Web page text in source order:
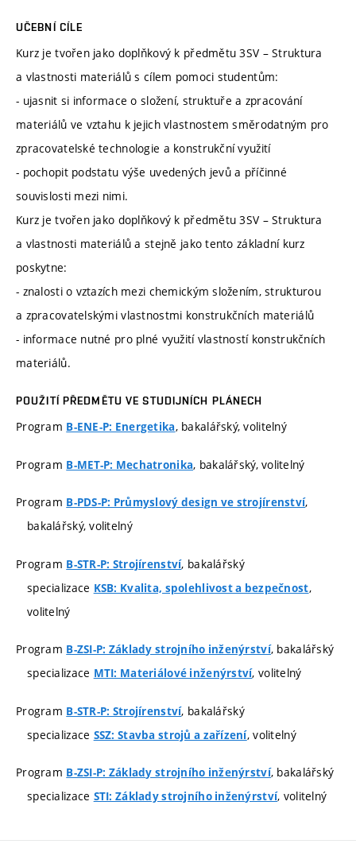
UČEBNÍ CÍLE
Kurz je tvořen jako doplňkový k předmětu 3SV – Struktura
a vlastnosti materiálů s cílem pomoci studentům:
- ujasnit si informace o složení, struktuře a zpracování
materiálů ve vztahu k jejich vlastnostem směrodatným pro
zpracovatelské technologie a konstrukční využití
- pochopit podstatu výše uvedených jevů a příčinné
souvislosti mezi nimi.
Kurz je tvořen jako doplňkový k předmětu 3SV – Struktura
a vlastnosti materiálů a stejně jako tento základní kurz
poskytne:
- znalosti o vztazích mezi chemickým složením, strukturou
a zpracovatelskými vlastnostmi konstrukčních materiálů
- informace nutné pro plné využití vlastností konstrukčních
materiálů.
POUŽITÍ PŘEDMĚTU VE STUDIJNÍCH PLÁNECH
Program B-ENE-P: Energetika, bakalářský, volitelný
Program B-MET-P: Mechatronika, bakalářský, volitelný
Program B-PDS-P: Průmyslový design ve strojírenství,
bakalářský, volitelný
Program B-STR-P: Strojírenství, bakalářský
specializace KSB: Kvalita, spolehlivost a bezpečnost,
volitelný
Program B-ZSI-P: Základy strojního inženýrství, bakalářský
specializace MTI: Materiálové inženýrství, volitelný
Program B-STR-P: Strojírenství, bakalářský
specializace SSZ: Stavba strojů a zařízení, volitelný
Program B-ZSI-P: Základy strojního inženýrství, bakalářský
specializace STI: Základy strojního inženýrství, volitelný